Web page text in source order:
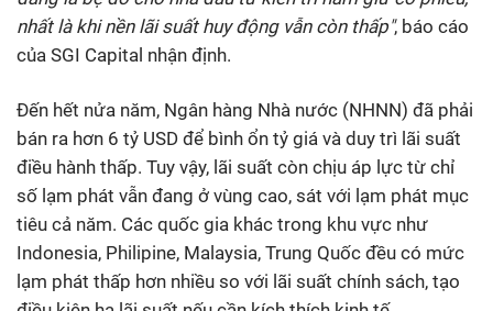
nhất là khi nền lãi suất huy động vẫn còn thấp", báo cáo
của SGI Capital nhận định.
Đến hết nửa năm, Ngân hàng Nhà nước (NHNN) đã phải
bán ra hơn 6 tỷ USD để bình ổn tỷ giá và duy trì lãi suất
điều hành thấp. Tuy vậy, lãi suất còn chịu áp lực từ chỉ
số lạm phát vẫn đang ở vùng cao, sát với lạm phát mục
tiêu cả năm. Các quốc gia khác trong khu vực như
Indonesia, Philipine, Malaysia, Trung Quốc đều có mức
lạm phát thấp hơn nhiều so với lãi suất chính sách, tạo